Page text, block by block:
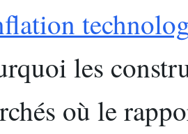
les
où le